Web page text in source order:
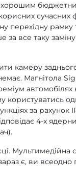
перехідну рамку
за все таку
камеру
Магнітола
користуватись
за
4-х
Мультимедійна
є, ви